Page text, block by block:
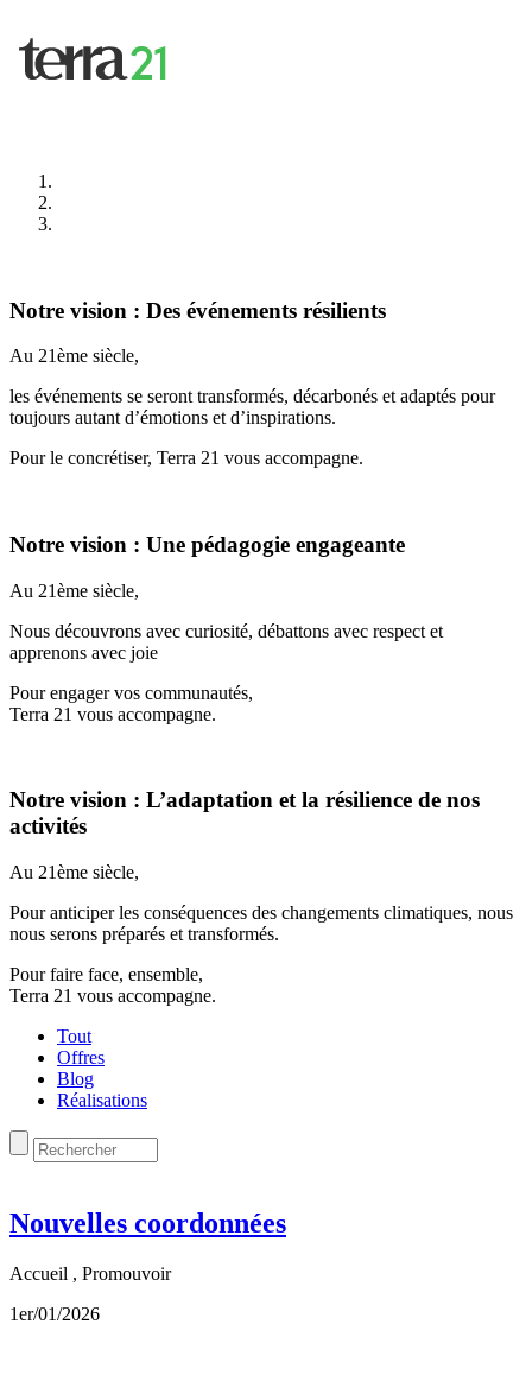
Notre vision : Des événements résilients
Au 21ème siècle,
les événements se seront transformés, décarbonés et adaptés pour
toujours autant d’émotions et d’inspirations.
Pour le concrétiser, Terra 21 vous accompagne.
Notre vision : Une pédagogie engageante
Au 21ème siècle,
Nous découvrons avec curiosité, débattons avec respect et
apprenons avec joie
Pour engager vos communautés,
Terra 21 vous accompagne.
Notre vision : L’adaptation et la résilience de nos
activités
Au 21ème siècle,
Pour anticiper les conséquences des changements climatiques, nous
nous serons préparés et transformés.
Pour faire face, ensemble,
Terra 21 vous accompagne.
Tout
Offres
Blog
Réalisations
Nouvelles coordonnées
Accueil , Promouvoir
1er/01/2026